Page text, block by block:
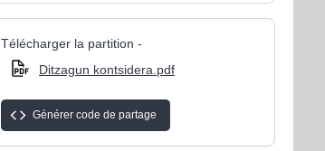
Télécharger la partition -
Ditzagun kontsidera.pdf
Générer code de partage